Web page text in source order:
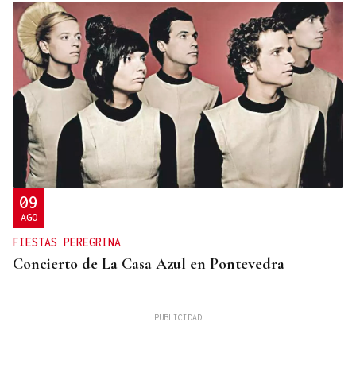
09
AGO
FIESTAS PEREGRINA
Concierto de La Casa Azul en Pontevedra